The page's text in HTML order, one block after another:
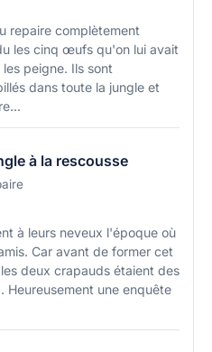
repaire complètement
les cinq œufs qu'on lui avait
peigne. Ils sont
dans toute la jungle et
à la rescousse
à leurs neveux l'époque où
Car avant de former cet
deux crapauds étaient des
Heureusement une enquête